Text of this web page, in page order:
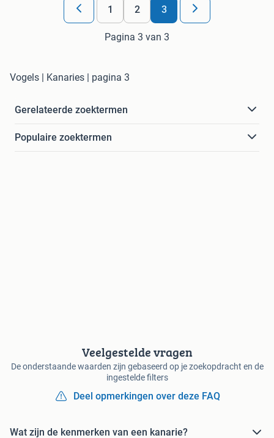
1 2 3
Pagina 3 van 3
Vogels | Kanaries | pagina 3
Gerelateerde zoektermen
Populaire zoektermen
Veelgestelde vragen
De onderstaande waarden zijn gebaseerd op je zoekopdracht en de
ingestelde filters
Deel opmerkingen over deze FAQ
Wat zijn de kenmerken van een kanarie?